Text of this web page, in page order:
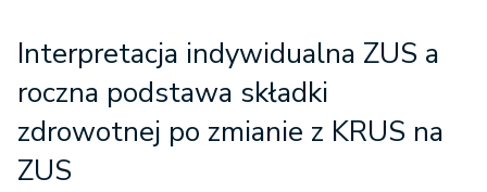
Interpretacja indywidualna ZUS a
roczna podstawa składki
zdrowotnej po zmianie z KRUS na
ZUS